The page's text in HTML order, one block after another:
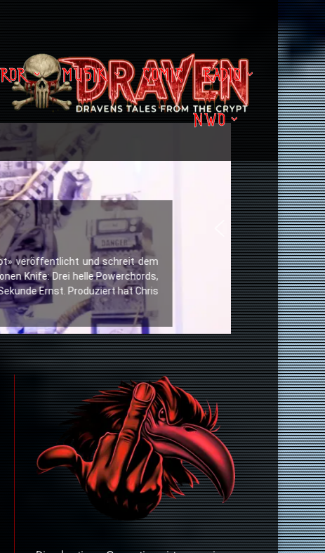
RADIO
COMIC
MUSIK
NWO
veröffentlicht und schreit dem
Knife: Drei helle Powerchords,
Ernst. Produziert hat Chris